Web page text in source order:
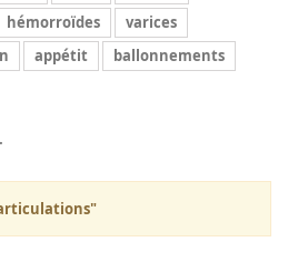
hémorroïdes
varices
appétit ballonnements